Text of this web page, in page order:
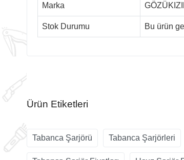
Marka
Stok Durumu Bu ürün
Ürün Etiketleri
Tabanca Şarjörü Tabanca Şarjörleri